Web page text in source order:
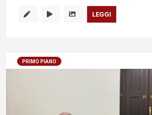
LEGGI
PRIMO PIANO